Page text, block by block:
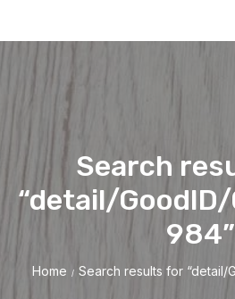
Search
“detail/
984”
Home / Search results for “detail/